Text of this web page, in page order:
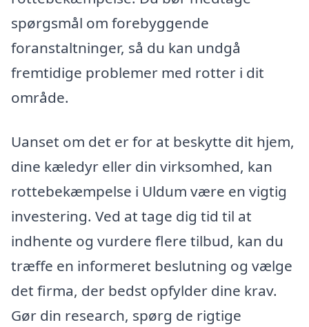
spørgsmål om forebyggende
foranstaltninger, så du kan undgå
fremtidige problemer med rotter i dit
område.
Uanset om det er for at beskytte dit hjem,
dine kæledyr eller din virksomhed, kan
rottebekæmpelse i Uldum være en vigtig
investering. Ved at tage dig tid til at
indhente og vurdere flere tilbud, kan du
træffe en informeret beslutning og vælge
det firma, der bedst opfylder dine krav.
Gør din research, spørg de rigtige